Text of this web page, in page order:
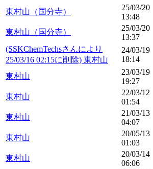
東村山（国分寺）
25/03/20
13:48
東村山（国分寺）
25/03/20
13:37
(SSKChemTechsさんにより
25/03/16 02:15に削除) 東村山
24/03/19
18:14
東村山
23/03/19
19:27
東村山
22/03/12
01:54
東村山
21/03/13
04:07
東村山
20/05/13
01:03
東村山
20/03/14
06:06